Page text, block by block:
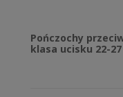
Pończochy
klasa ucisku 22-27